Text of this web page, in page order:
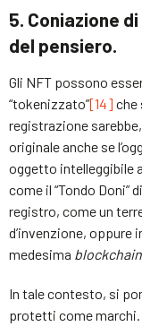
5. Coniazione
del pensiero.
Gli NFT possono
“tokenizzato”[14] che
registrazione
originale anche se
oggetto intelleggibile
come il “Tondo Doni”
registro, come un
d’invenzione, oppure
medesima blockchain
In tale contesto, si
protetti come marchi.